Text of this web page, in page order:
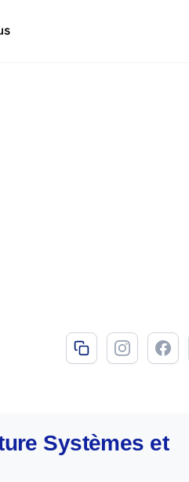
Systèmes et